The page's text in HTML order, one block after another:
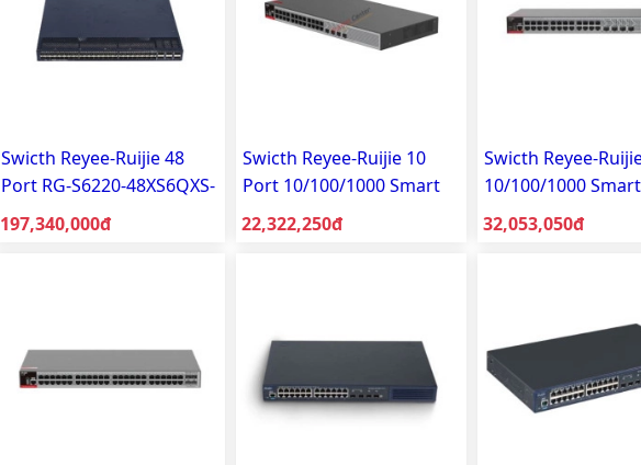
Swicth Reyee-Ruijie 48
Port RG-S6220-48XS6QXS-
H-AC
Giá bán:
197,340,000đ
Swicth Reyee-Ruijie 10
Port 10/100/1000 Smart
Managed RG-S2915-
10GT2MS-P-L
Giá bán:
22,322,250đ
Swicth Reyee-
10/100/1000 Smart
Managed RG-
24GT4MS-P-L
Giá bán:
32,053,050đ